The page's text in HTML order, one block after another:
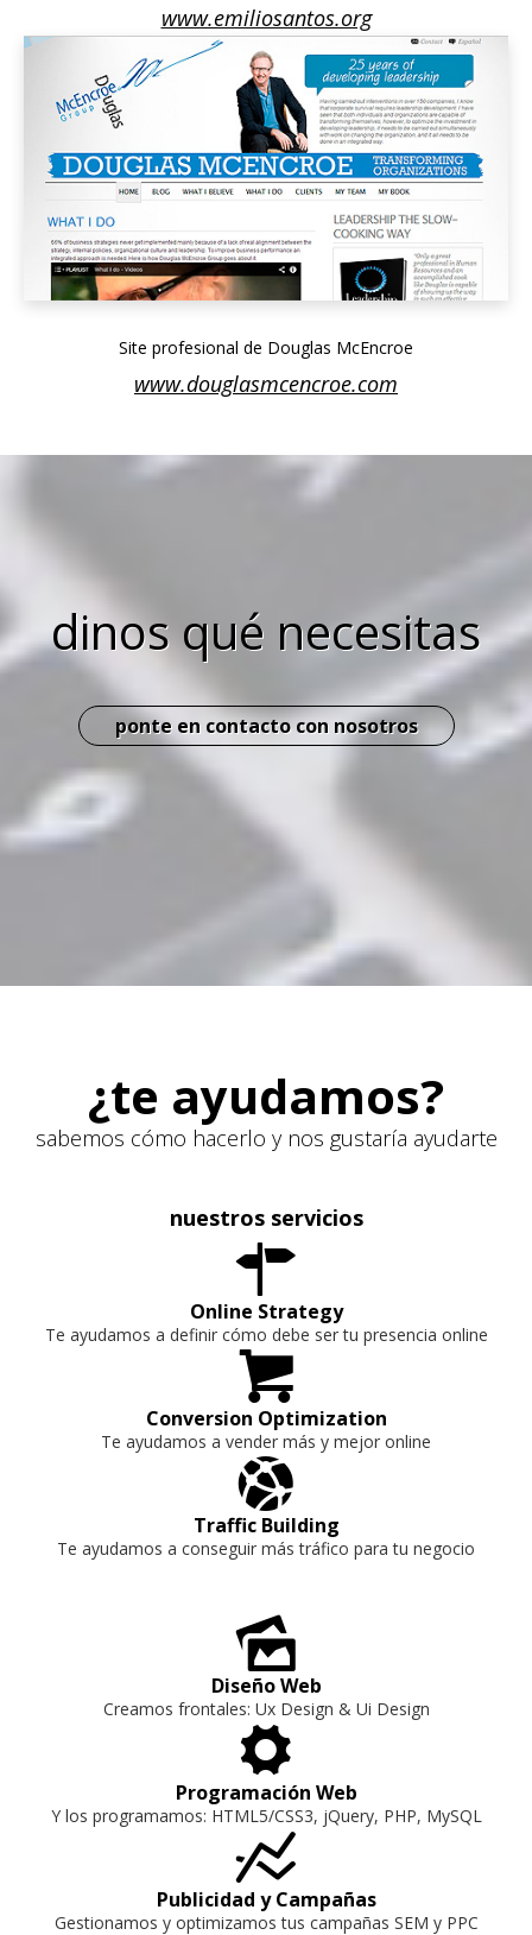
www.emiliosantos.org
Site profesional de Douglas McEncroe
www.douglasmcencroe.com
dinos qué necesitas
ponte en contacto con nosotros
¿te ayudamos?
sabemos cómo hacerlo y nos gustaría ayudarte
nuestros servicios

Online Strategy
Te ayudamos a definir cómo debe ser tu presencia online

Conversion Optimization
Te ayudamos a vender más y mejor online

Traffic Building
Te ayudamos a conseguir más tráfico para tu negocio
🌄
Diseño Web
Creamos frontales: Ux Design & Ui Design
⚙
Programación Web
Y los programamos: HTML5/CSS3, jQuery, PHP, MySQL
📈
Publicidad y Campañas
Gestionamos y optimizamos tus campañas SEM y PPC